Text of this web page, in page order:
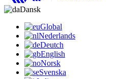
Dansk
Global
Nederlands
Deutch
English
Norsk
Svenska